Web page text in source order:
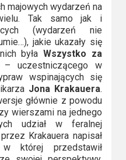
majowych wydarzeń na
Tak samo jak i
(wydarzeń nie
jakie ukazały się
byłaWszystko za
uczestniczącego w
wspinających się
Jona Krakauera.
głównie z powodu
wierszami na jednego
udział w feralnej
Krakauera napisał
której przedstawił